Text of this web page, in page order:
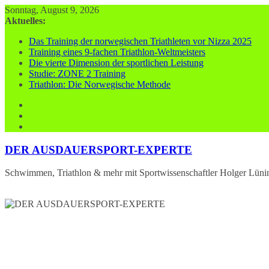
Zum
Inhalt
Sonntag, August 9, 2026
Aktuelles:
Das Training der norwegischen Triathleten vor Nizza 2025
Training eines 9-fachen Triathlon-Weltmeisters
Die vierte Dimension der sportlichen Leistung
Studie: ZONE 2 Training
Triathlon: Die Norwegische Methode
DER AUSDAUERSPORT-EXPERTE
Schwimmen, Triathlon & mehr mit Sportwissenschaftler Holger